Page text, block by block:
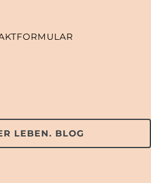
LEBEN. BLOG